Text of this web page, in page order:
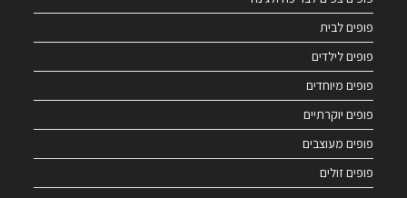
פופים לבית
פופים לילדים
פופים מיוחדים
פופים יוקרתיים
פופים מעוצבים
פופים זולים